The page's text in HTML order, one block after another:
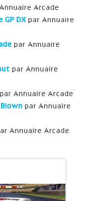
Arcade
GP DX par Annuaire
par Annuaire
par Annuaire
par Annuaire Arcade
par Annuaire
Annuaire Arcade